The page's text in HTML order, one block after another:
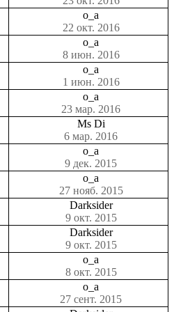
o_a
22 окт. 2016
o_a
8 июн. 2016
o_a
1 июн. 2016
o_a
23 мар. 2016
Ms Di
6 мар. 2016
o_a
9 дек. 2015
o_a
27 нояб. 2015
Darksider
9 окт. 2015
Darksider
9 окт. 2015
o_a
8 окт. 2015
o_a
27 сент. 2015